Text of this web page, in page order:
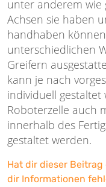
unter anderem wie
Achsen sie haben
handhaben
unterschiedlichen
Greifern
kann je nach
individuell gestaltet
Roboterzelle auch
innerhalb des
gestaltet werden.
Hat dir dieser
dir Informationen